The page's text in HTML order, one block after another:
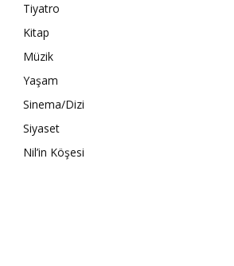
Tiyatro
Kitap
Müzik
Yaşam
Sinema/Dizi
Siyaset
Nil’in Köşesi